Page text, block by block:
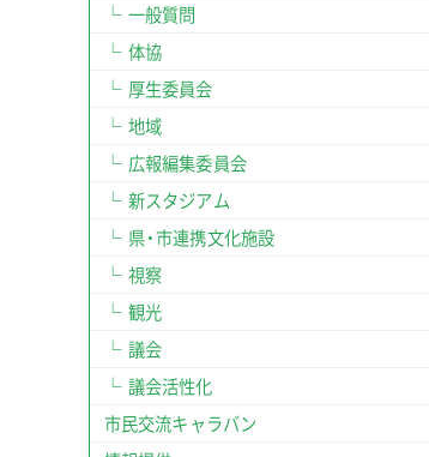
一般質問
体協
厚生委員会
地域
広報編集委員会
新スタジアム
県・市連携文化施設
視察
観光
議会
議会活性化
市民交流キャラバン